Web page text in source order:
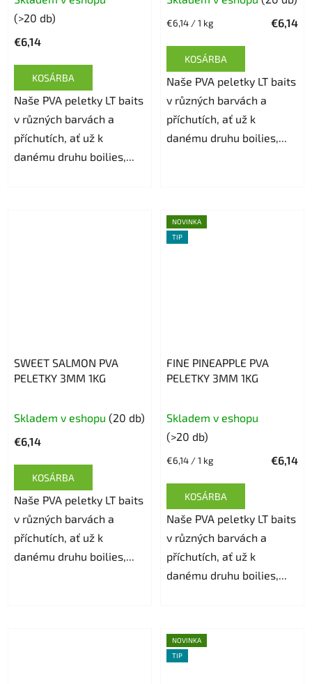
(>20 db)
€6,14
KOSÁRBA
Naše PVA peletky LT baits
v různých barvách a
příchutích, ať už k
danému druhu boilies,...
€6,14
Egységár:
€6,14 / 1 kg
KOSÁRBA
Naše PVA peletky LT baits
v různých barvách a
příchutích, ať už k
danému druhu boilies,...
SWEET SALMON PVA
PELETKY 3MM 1KG
Skladem v eshopu (20 db)
€6,14
KOSÁRBA
Naše PVA peletky LT baits
v různých barvách a
příchutích, ať už k
danému druhu boilies,...
NOVINKA
TIP
FINE PINEAPPLE PVA
PELETKY 3MM 1KG
Skladem v eshopu
(>20 db)
€6,14
Egységár:
€6,14 / 1 kg
KOSÁRBA
Naše PVA peletky LT baits
v různých barvách a
příchutích, ať už k
danému druhu boilies,...
NOVINKA
TIP